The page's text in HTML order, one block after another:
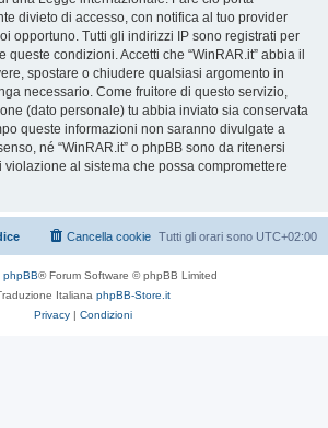
divieto di accesso, con notifica al tuo provider
opportuno. Tutti gli indirizzi IP sono registrati per
condizioni. Accetti che “WinRAR.it” abbia il
spostare o chiudere qualsiasi argomento in
necessario. Come fruitore di questo servizio,
(dato personale) tu abbia inviato sia conservata
queste informazioni non saranno divulgate a
né “WinRAR.it” o phpBB sono da ritenersi
al sistema che possa compromettere
Tutti gli orari sono UTC+02:00
Cancella cookie
phpBB® Forum Software © phpBB Limited
Italiana phpBB-Store.it
Privacy | Condizioni